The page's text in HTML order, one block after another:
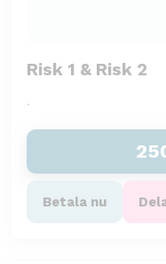
‏Risk 1 & Risk 2
.
Betala nu